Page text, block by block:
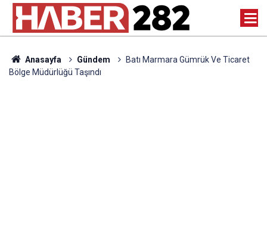
Anasayfa Gündem
Batı Marmara Gümrük Ve Ticaret
Bölge Müdürlüğü Taşındı